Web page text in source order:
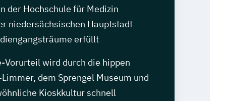
der Hochschule für Medizin
niedersächsischen Hauptstadt
erfüllt
Vorurteil wird durch die hippen
dem Sprengel Museum und
Kioskkultur schnell